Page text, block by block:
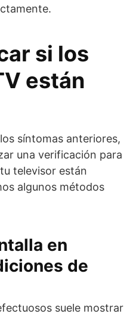
si los
están
síntomas anteriores,
una verificación para
televisor están
algunos métodos
en
de
suele mostrar